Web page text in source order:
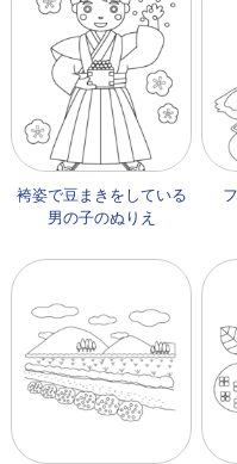
袴姿で豆まきをしている
男の子のぬりえ